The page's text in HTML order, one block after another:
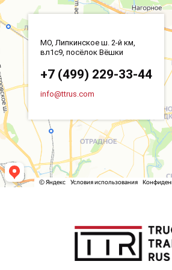
МО, Липкинское ш. 2-й км,
вл1с9, посёлок Вёшки
+7 (499) 229-33-44
info@ttrus.com